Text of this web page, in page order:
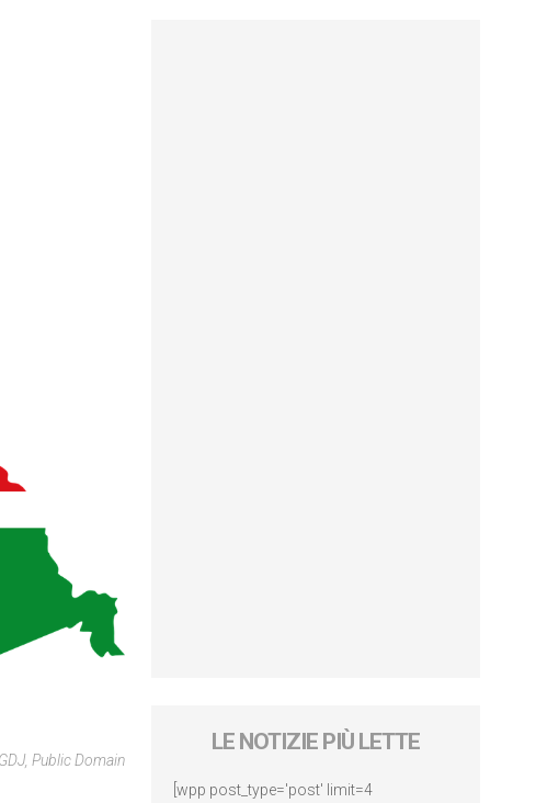
Public Domain
LE NOTIZIE PIÙ LETTE
[wpp post_type='post' limit=4